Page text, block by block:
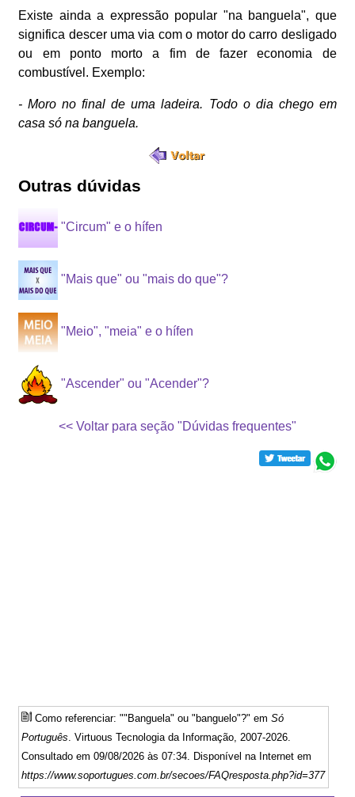
Existe ainda a expressão popular "na banguela", que
significa descer uma via com o motor do carro desligado
ou em ponto morto a fim de fazer economia de
combustível. Exemplo:
- Moro no final de uma ladeira. Todo o dia chego em
casa só na banguela.
Outras dúvidas
"Circum" e o hífen
"Mais que" ou "mais do que"?
"Meio", "meia" e o hífen
"Ascender" ou "Acender"?
<< Voltar para seção "Dúvidas frequentes"
Como referenciar: ""Banguela" ou "banguelo"?" emSó
Português . Virtuous Tecnologia da Informação, 2007-2026.
Consultado em 09/08/2026 às 07:34. Disponível na Internet em
https://www.soportugues.com.br/secoes/FAQresposta.php?id=377